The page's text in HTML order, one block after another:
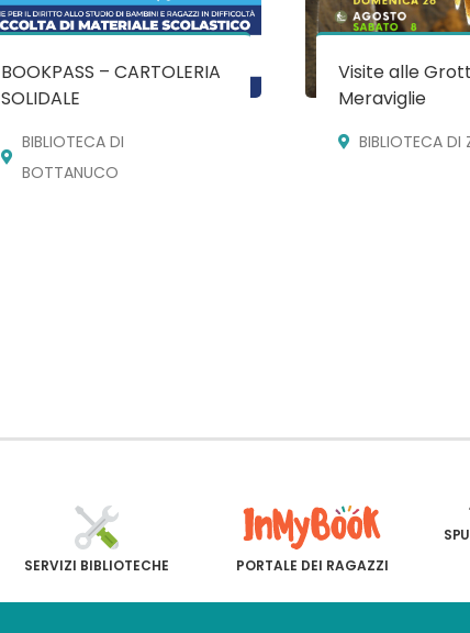
BOOKPASS – CARTOLERIA
SOLIDALE
BIBLIOTECA DI
BOTTANUCO
Visite alle
Meraviglie
BIBLIOTECA DI
SERVIZI BIBLIOTECHE PORTALE DEI RAGAZZI